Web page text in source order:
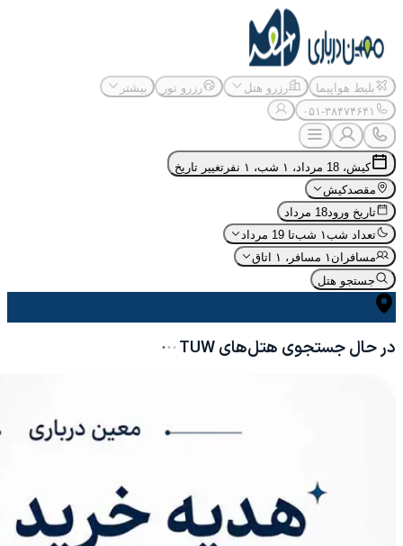
بلیط هواپیما رزرو هتل رزرو تور
بیشتر
۰۵۱-۳۸۴۷۴۶۴۱
کیش، 18 مرداد، ۱ شب، ۱ نفر
تغییر تاریخ
مقصدکیش
تاریخ ورود18 مرداد
تعداد شب۱ شب
تا 19 مرداد
مسافران ۱ مسافر، ۱ اتاق
جستجو هتل
در حال جستجوی هتل‌هایTUW
·
·
·